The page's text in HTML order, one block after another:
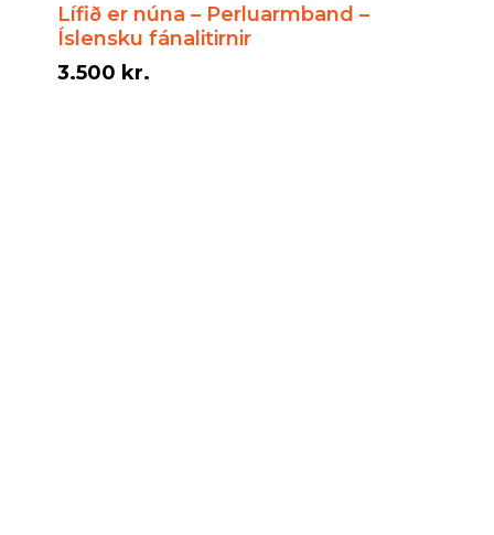
Lífið er núna – Perluarmband –
Íslensku fánalitirnir
3.500 kr.